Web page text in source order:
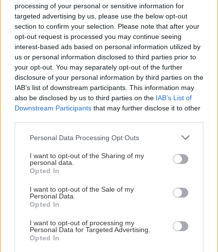
processing of your personal or sensitive information for
targeted advertising by us, please use the below opt-out
section to confirm your selection. Please note that after your
opt-out request is processed you may continue seeing
interest-based ads based on personal information utilized by
us or personal information disclosed to third parties prior to
your opt-out. You may separately opt-out of the further
disclosure of your personal information by third parties on the
IAB’s list of downstream participants. This information may
also be disclosed by us to third parties on the IAB’s List of
Downstream Participants that may further disclose it to other
Please note that this website/app uses one or more Google
not limited to your visit or usage behaviour. You may click to
grant or deny consent to Google and its third-party tags to
use your data for below specified purposes in below Google
consent section.
Personal Data Processing Opt Outs
I want to opt-out of the Sharing of my
personal data.
Opted In
I want to opt-out of the Sale of my
Personal Data.
Opted In
I want to opt-out of processing my
Personal Data for Targeted Advertising.
Opted In
Διαβάστε επίσης